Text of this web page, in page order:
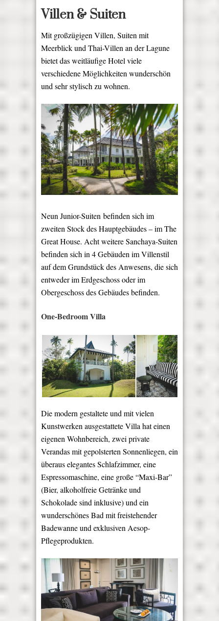
Villen & Suiten
Mit großzügigen Villen, Suiten mit
Meerblick und Thai-Villen an der Lagune
bietet das weitläufige Hotel viele
verschiedene Möglichkeiten wunderschön
und sehr stylisch zu wohnen.
Neun Junior-Suiten befinden sich im
zweiten Stock des Hauptgebäudes – im The
Great House. Acht weitere Sanchaya-Suiten
befinden sich in 4 Gebäuden im Villenstil
auf dem Grundstück des Anwesens, die sich
entweder im Erdgeschoss oder im
Obergeschoss des Gebäudes befinden.
One-Bedroom Villa
Die modern gestaltete und mit vielen
Kunstwerken ausgestattete Villa hat einen
eigenen Wohnbereich, zwei private
Verandas mit gepolsterten Sonnenliegen, ein
überaus elegantes Schlafzimmer, eine
Espressomaschine, eine große “Maxi-Bar”
(Bier, alkoholfreie Getränke und
Schokolade sind inklusive) und ein
wunderschönes Bad mit freistehender
Badewanne und exklusiven Aesop-
Pflegeprodukten.